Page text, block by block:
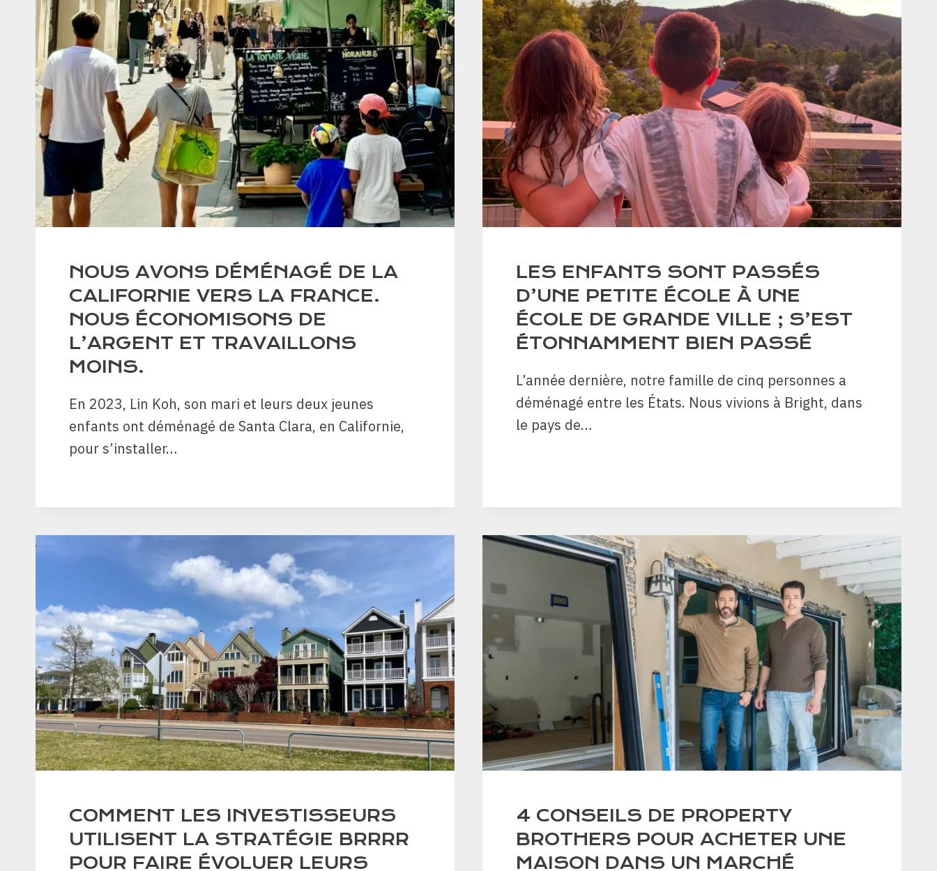
NOUS AVONS DÉMÉNAGÉ DE LA
CALIFORNIE VERS LA FRANCE.
NOUS ÉCONOMISONS DE
L’ARGENT ET TRAVAILLONS
MOINS.
En 2023, Lin Koh, son mari et leurs deux jeunes
enfants ont déménagé de Santa Clara, en Californie,
pour s’installer…
LES ENFANTS SONT PASSÉS
D’UNE PETITE ÉCOLE À UNE
ÉCOLE DE GRANDE VILLE ; S’EST
ÉTONNAMMENT BIEN PASSÉ
L’année dernière, notre famille de cinq personnes a
déménagé entre les États. Nous vivions à Bright, dans
le pays de…
COMMENT LES INVESTISSEURS
UTILISENT LA STRATÉGIE BRRRR
POUR FAIRE ÉVOLUER LEURS
4 CONSEILS DE PROPERTY
BROTHERS POUR ACHETER UNE
MAISON DANS UN MARCHÉ